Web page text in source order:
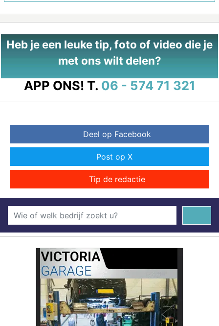
Heb je een leuke tip, foto of video die je
met ons wilt delen?
APP ONS! T. 06 - 574 71 321
Deel op Facebook
Post op X
Tip de redactie